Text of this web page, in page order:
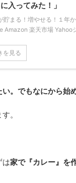
入ってみた！」
貯まる！増やせる！１年
Amazon 楽天市場 Yahoo
を見る
い。でもなにから始
。
は家で『カレー』を